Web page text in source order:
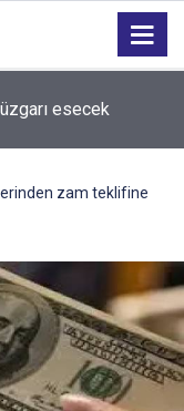
esecek
zam teklifine